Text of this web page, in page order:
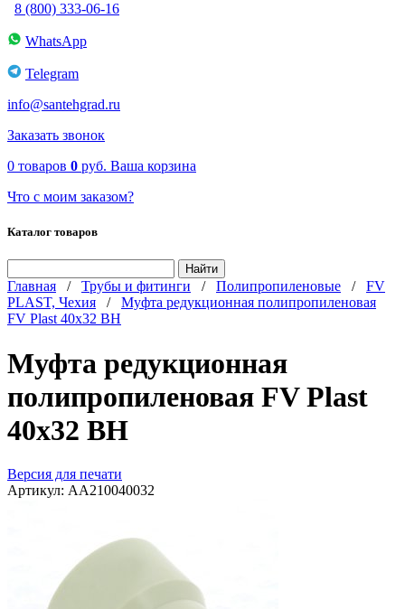
8 (800) 333-06-16
WhatsApp
Telegram
info@santehgrad.ru
Заказать звонок
0 товаров 0 руб. Ваша корзина
Что с моим заказом?
Каталог товаров
Главная / Трубы и фитинги / Полипропиленовые / FV
PLAST, Чехия / Муфта редукционная полипропиленовая
FV Plast 40х32 ВН
Муфта редукционная
полипропиленовая FV Plast
40х32 ВН
Версия для печати
Артикул: AA210040032